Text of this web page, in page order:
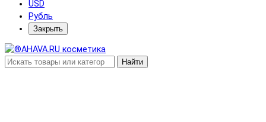
USD
Рубль
Закрыть
Найти